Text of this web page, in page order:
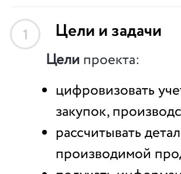
1 Цели и задачи
Цели проекта:
цифровизовать
закупок,
рассчитывать
производимой